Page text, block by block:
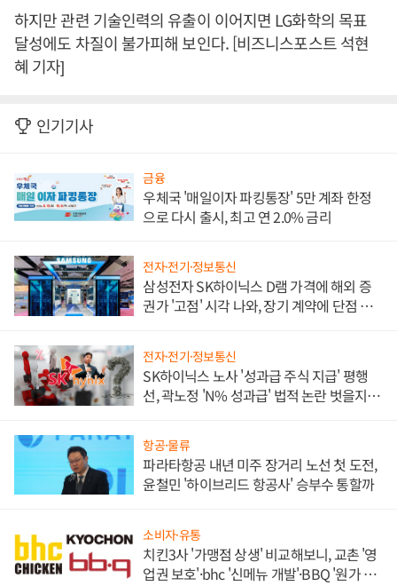
하지만 관련 기술인력의 유출이 이어지면 LG화학의 목표
달성에도 차질이 불가피해 보인다. [비즈니스포스트 석현
혜 기자]
인기기사
금융
우체국 '매일이자 파킹통장' 5만 계좌 한정
으로 다시 출시, 최고 연 2.0% 금리
전자·전기·정보통신
삼성전자 SK하이닉스 D램 가격에 해외 증
권가 '고점' 시각 나와, 장기 계약에 단점 부
전자·전기·정보통신
SK하이닉스 노사 '성과급 주식 지급' 평행
선, 곽노정 'N% 성과급' 법적 논란 벗을지 주
항공·물류
파라타항공 내년 미주 장거리 노선 첫 도전,
윤철민 '하이브리드 항공사' 승부수 통할까
소비자·유통
치킨3사 '가맹점 상생' 비교해보니, 교촌 '영
업권 보호'·bhc '신메뉴 개발'·BBQ '원가 부